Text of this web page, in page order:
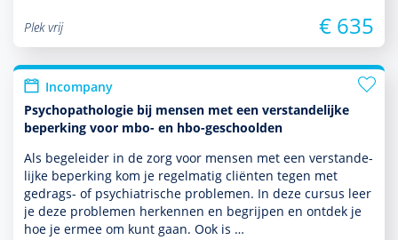
Plek vrij € 635
Incompany
Psychopathologie bij mensen met een verstandelijke
beperking voor mbo- en hbo-geschoolden
Als bege­leider in de zorg voor mensen met een ver­stande­
lijke beper­king kom je regelmatig cliënten tegen met
gedrags- of psychia­trische pro­ble­men. In deze cursus leer
je deze pro­ble­men herkennen en begrijpen en ontdek je
hoe je ermee om kunt gaan. Ook is …